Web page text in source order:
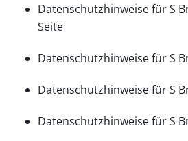
Datenschutzhinweise für S
Seite
Datenschutzhinweise für S
Datenschutzhinweise für S
Datenschutzhinweise für S